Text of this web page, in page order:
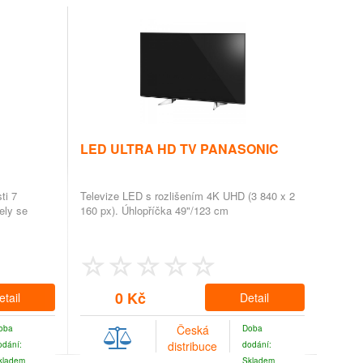
7
se
LED ULTRA HD TV PANASONIC
Televize LED s rozlišením 4K UHD (3 840 x 2
160 px). Úhlopříčka 49"/123 cm
0 Kč Detail
Česká
distribuce
Doba
dodání:
Skladem